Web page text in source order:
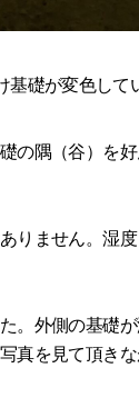
基礎が変色して
の隅（谷）を
りません。湿
。外側の基礎
真を見て頂き